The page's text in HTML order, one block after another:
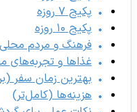
پکیج ۷ روزه
پکیج ۱۰ روزه
فرهنگ و مردم محلی
غذاها و تجربه‌های
بهترین زمان سفر
هزینه‌ها (کامل‌تر)